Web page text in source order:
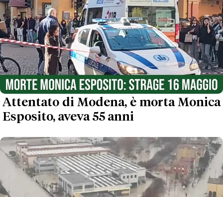
Attentato di Modena, è morta Monica
Esposito, aveva 55 anni